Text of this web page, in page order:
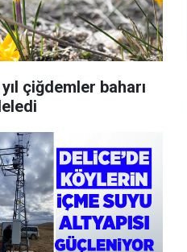
yıl çiğdemler baharı